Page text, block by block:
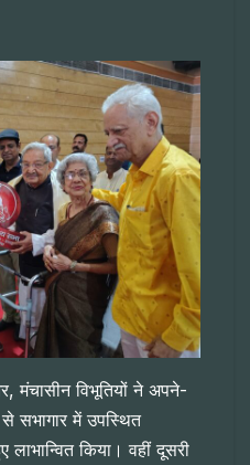
मंचासीन विभूतियों ने अपने-
से सभागार में उपस्थित
किया। वहीं दूसरी